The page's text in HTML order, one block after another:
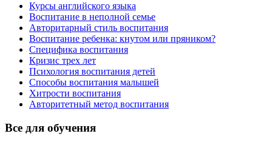
Курсы английского языка
Воспитание в неполной семье
Авторитарный стиль воспитания
Воспитание ребенка: кнутом или пряником?
Специфика воспитания
Кризис трех лет
Психология воспитания детей
Способы воспитания малышей
Хитрости воспитания
Авторитетный метод воспитания
Все для обучения